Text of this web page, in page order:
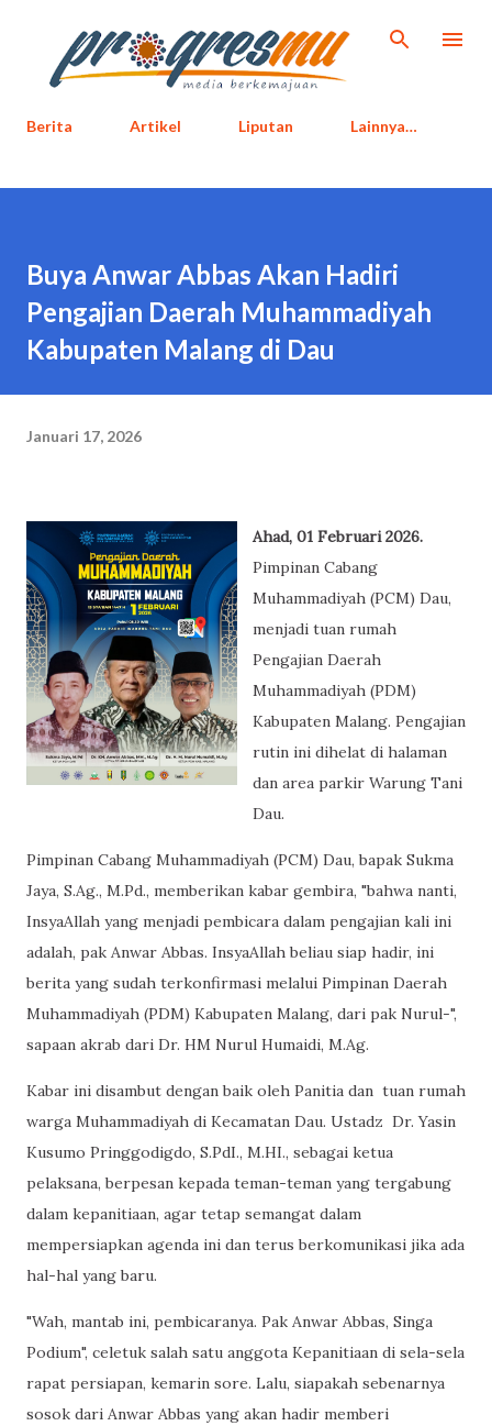
Langsung ke konten utama
Berita Artikel Liputan Lainnya…
Buya Anwar Abbas Akan Hadiri
Pengajian Daerah Muhammadiyah
Kabupaten Malang di Dau
Januari 17, 2026
Ahad, 01 Februari 2026.
Pimpinan Cabang
Muhammadiyah (PCM) Dau,
menjadi tuan rumah
Pengajian Daerah
Muhammadiyah (PDM)
Kabupaten Malang. Pengajian
rutin ini dihelat di halaman
dan area parkir Warung Tani
Dau.
Pimpinan Cabang Muhammadiyah (PCM) Dau, bapak Sukma
Jaya, S.Ag., M.Pd., memberikan kabar gembira, "bahwa nanti,
InsyaAllah yang menjadi pembicara dalam pengajian kali ini
adalah, pak Anwar Abbas. InsyaAllah beliau siap hadir, ini
berita yang sudah terkonfirmasi melalui Pimpinan Daerah
Muhammadiyah (PDM) Kabupaten Malang, dari pak Nurul-",
sapaan akrab dari Dr. HM Nurul Humaidi, M.Ag.
Kabar ini disambut dengan baik oleh Panitia dan tuan rumah
warga Muhammadiyah di Kecamatan Dau. Ustadz Dr. Yasin
Kusumo Pringgodigdo, S.PdI., M.HI., sebagai ketua
pelaksana, berpesan kepada teman-teman yang tergabung
dalam kepanitiaan, agar tetap semangat dalam
mempersiapkan agenda ini dan terus berkomunikasi jika ada
hal-hal yang baru.
"Wah, mantab ini, pembicaranya. Pak Anwar Abbas, Singa
Podium", celetuk salah satu anggota Kepanitiaan di sela-sela
rapat persiapan, kemarin sore. Lalu, siapakah sebenarnya
sosok dari Anwar Abbas yang akan hadir memberi